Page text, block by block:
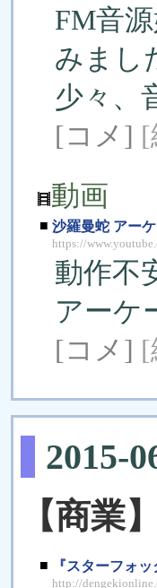
FM音
みまし
少々、
[コメ] [
動画
■ 沙羅曼蛇 アー
https://
動作不
アーケ
[コメ] [
2015-
【商業】
■ 『スターフォ
http://